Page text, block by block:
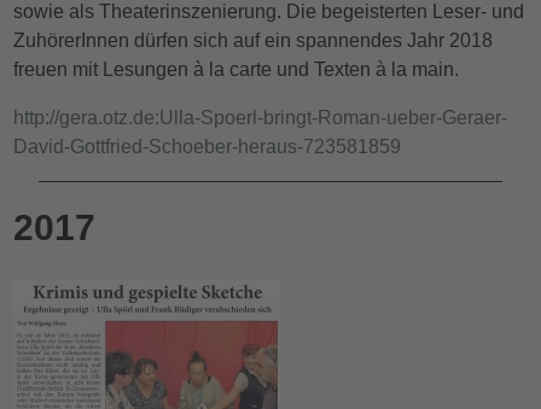
sowie als Theaterinszenierung. Die begeisterten Leser- und
ZuhörerInnen dürfen sich auf ein spannendes Jahr 2018
freuen mit Lesungen à la carte und Texten à la main.
http://gera.otz.de:Ulla-Spoerl-bringt-Roman-ueber-Geraer-
David-Gottfried-Schoeber-heraus-723581859
2017